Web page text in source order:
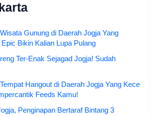
Gunung di Daerah Jogja Yang
Bikin Kalian Lupa Pulang
Ter-Enak Sejagad Jogja! Sudah
Hangout di Daerah Jogja Yang Kece
Feeds Kamu!
Penginapan Bertaraf Bintang 3